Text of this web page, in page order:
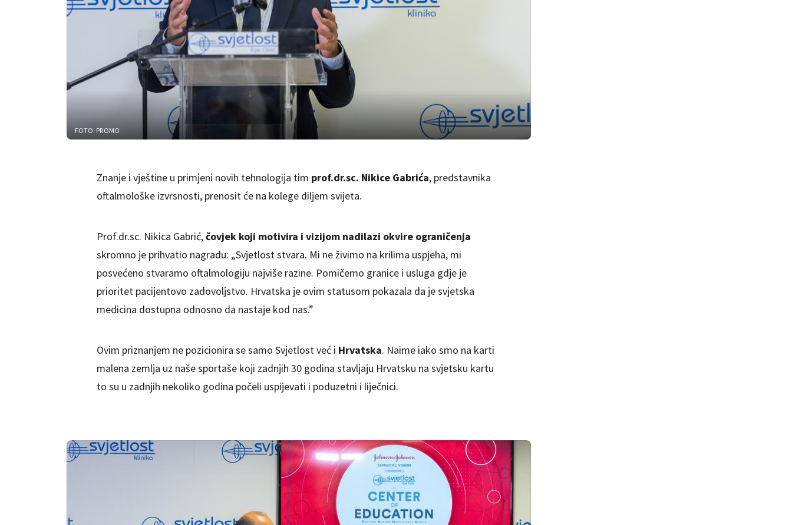
FOTO: PROMO
Znanje i vještine u primjeni novih tehnologija tim prof.dr.sc. Nikice Gabrića, predstavnika
oftalmološke izvrsnosti, prenosit će na kolege diljem svijeta.
Prof.dr.sc. Nikica Gabrić,čovjek koji motivira i vizijom nadilazi okvire ograničenja
skromno je prihvatio nagradu: „Svjetlost stvara. Mi ne živimo na krilima uspjeha, mi
posvećeno stvaramo oftalmologiju najviše razine. Pomičemo granice i usluga gdje je
prioritet pacijentovo zadovoljstvo. Hrvatska je ovim statusom pokazala da je svjetska
medicina dostupna odnosno da nastaje kod nas.”
Ovim priznanjem ne pozicionira se samo Svjetlost već i Hrvatska. Naime iako smo na karti
malena zemlja uz naše sportaše koji zadnjih 30 godina stavljaju Hrvatsku na svjetsku kartu
to su u zadnjih nekoliko godina počeli uspijevati i poduzetni i liječnici.